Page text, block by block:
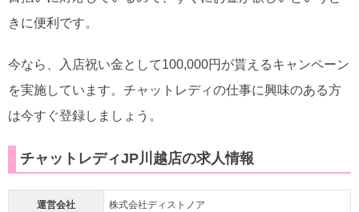
きに便利です。
今なら、入店祝い金として100,000円が貰えるキャンペーン
を実施しています。チャットレディの仕事に興味のある方
は今すぐ登録しましょう。
チャットレディJP川越店の求人情報
運営会社 株式会社ディストノア